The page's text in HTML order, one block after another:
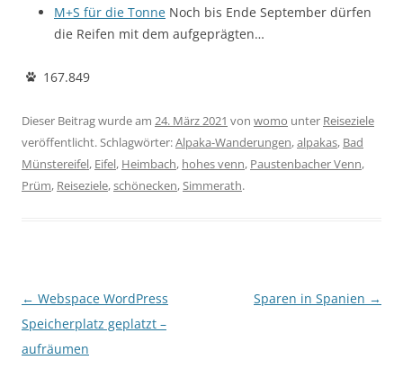
M+S für die Tonne Noch bis Ende September dürfen
die Reifen mit dem aufgeprägten…
167.849
Dieser Beitrag wurde am 24. März 2021 von womo unter Reiseziele
veröffentlicht. Schlagwörter:Alpaka-Wanderungen,alpakas, Bad
Münstereifel, Eifel, Heimbach, hohes venn, Paustenbacher Venn,
Prüm, Reiseziele,schönecken,Simmerath.
Beitragsnavigation
← Webspace WordPress
Speicherplatz geplatzt –
aufräumen
Sparen in Spanien →